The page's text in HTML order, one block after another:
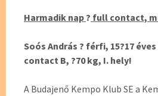
Harmadik nap ? full contact,
Soós András ? férfi, 15?17
contact B, ?70 kg, I. hely!
A Budajenő Kempo Klub SE a